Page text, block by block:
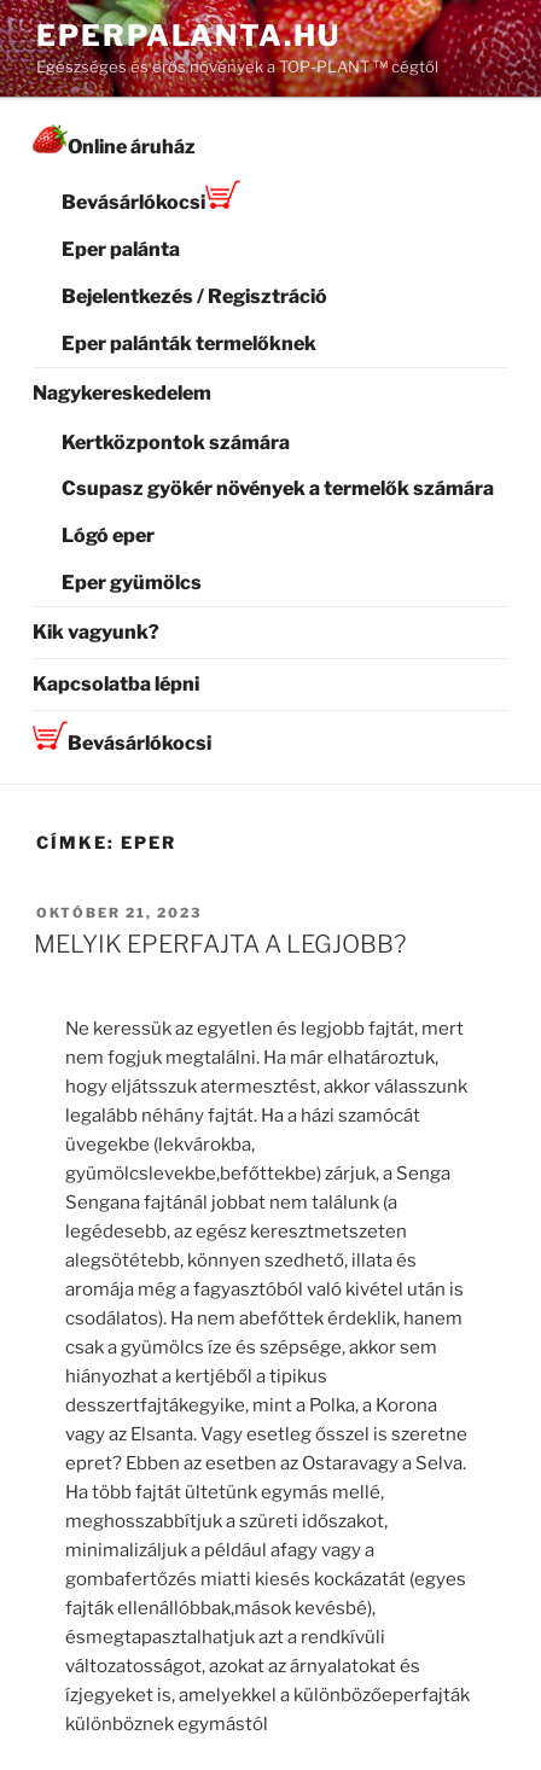
Tartalomhoz
EPERPALANTA.HU
Egészséges és erős növények a TOP-PLANT ™ cégtől
Online áruház
Bevásárlókocsi
Eper palánta
Bejelentkezés / Regisztráció
Eper palánták termelőknek
Nagykereskedelem
Kertközpontok számára
Csupasz gyökér növények a termelők számára
Lógó eper
Eper gyümölcs
Kik vagyunk?
Kapcsolatba lépni
Bevásárlókocsi
CÍMKE: EPER
BEKÜLDVE:
OKTÓBER 21, 2023
MELYIK EPERFAJTA A LEGJOBB?
Ne keressük az egyetlen és legjobb fajtát, mert
nem fogjuk megtalálni. Ha már elhatároztuk,
hogy eljátsszuk atermesztést, akkor válasszunk
legalább néhány fajtát. Ha a házi szamócát
üvegekbe (lekvárokba,
gyümölcslevekbe,befőttekbe) zárjuk, a Senga
Sengana fajtánál jobbat nem találunk (a
legédesebb, az egész keresztmetszeten
alegsötétebb, könnyen szedhető, illata és
aromája még a fagyasztóból való kivétel után is
csodálatos). Ha nem abefőttek érdeklik, hanem
csak a gyümölcs íze és szépsége, akkor sem
hiányozhat a kertjéből a tipikus
desszertfajtákegyike, mint a Polka, a Korona
vagy az Elsanta. Vagy esetleg ősszel is szeretne
epret? Ebben az esetben az Ostaravagy a Selva.
Ha több fajtát ültetünk egymás mellé,
meghosszabbítjuk a szüreti időszakot,
minimalizáljuk a például afagy vagy a
gombafertőzés miatti kiesés kockázatát (egyes
fajták ellenállóbbak,mások kevésbé),
ésmegtapasztalhatjuk azt a rendkívüli
változatosságot, azokat az árnyalatokat és
ízjegyeket is, amelyekkel a különbözőeperfajták
különböznek egymástól